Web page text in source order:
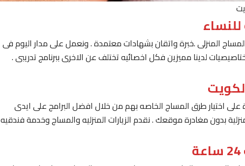
المنزلى .خبرة واتقان بشهادات معتمدة . ونعمل على مدار اليوم فى
لدينا مميزين فكل اخصائيه تختلف عن الاخرى ببرنامج تدريبى .
على اختيار طرق المساج الخاصه بهم من خلال افضل البرامج على ايدى
بدون مغادرة موقعك . نقدم الزيارات المنزليه والمساج وخدمة فندقيه